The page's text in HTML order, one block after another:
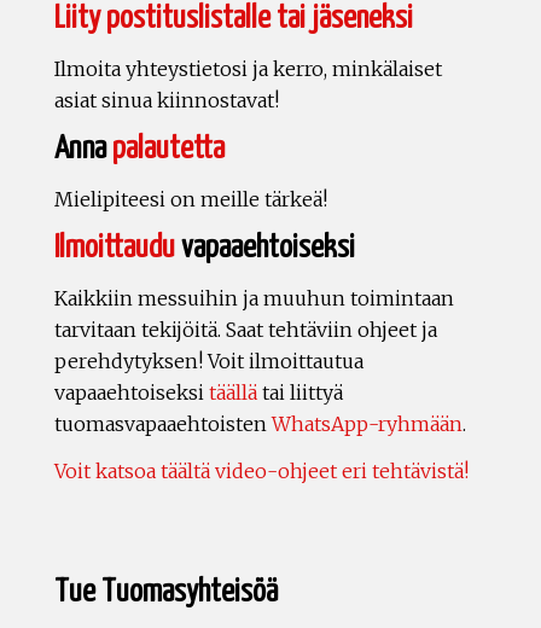
Liity postituslistalle tai jäseneksi
Ilmoita yhteystietosi ja kerro, minkälaiset
asiat sinua kiinnostavat!
Annapalautetta
Mielipiteesi on meille tärkeä!
Ilmoittauduvapaaehtoiseksi
Kaikkiin messuihin ja muuhun toimintaan
tarvitaan tekijöitä. Saat tehtäviin ohjeet ja
perehdytyksen! Voit ilmoittautua
vapaaehtoiseksi täällä tai liittyä
tuomasvapaaehtoistenWhatsApp-ryhmään.
Voit katsoa täältä video-ohjeet eri tehtävistä!
Tue Tuomasyhteisöä